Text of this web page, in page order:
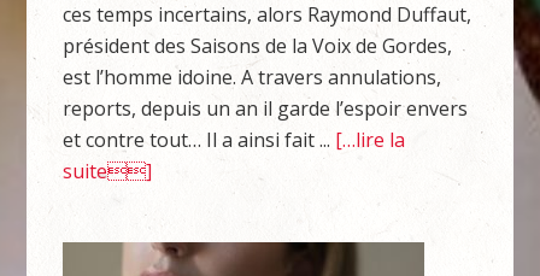
ces temps incertains, alors Raymond Duffaut,
président des Saisons de la Voix de Gordes,
est l’homme idoine. A travers annulations,
reports, depuis un an il garde l’espoir envers
et contre tout… Il a ainsi fait ... […lire la
suite]